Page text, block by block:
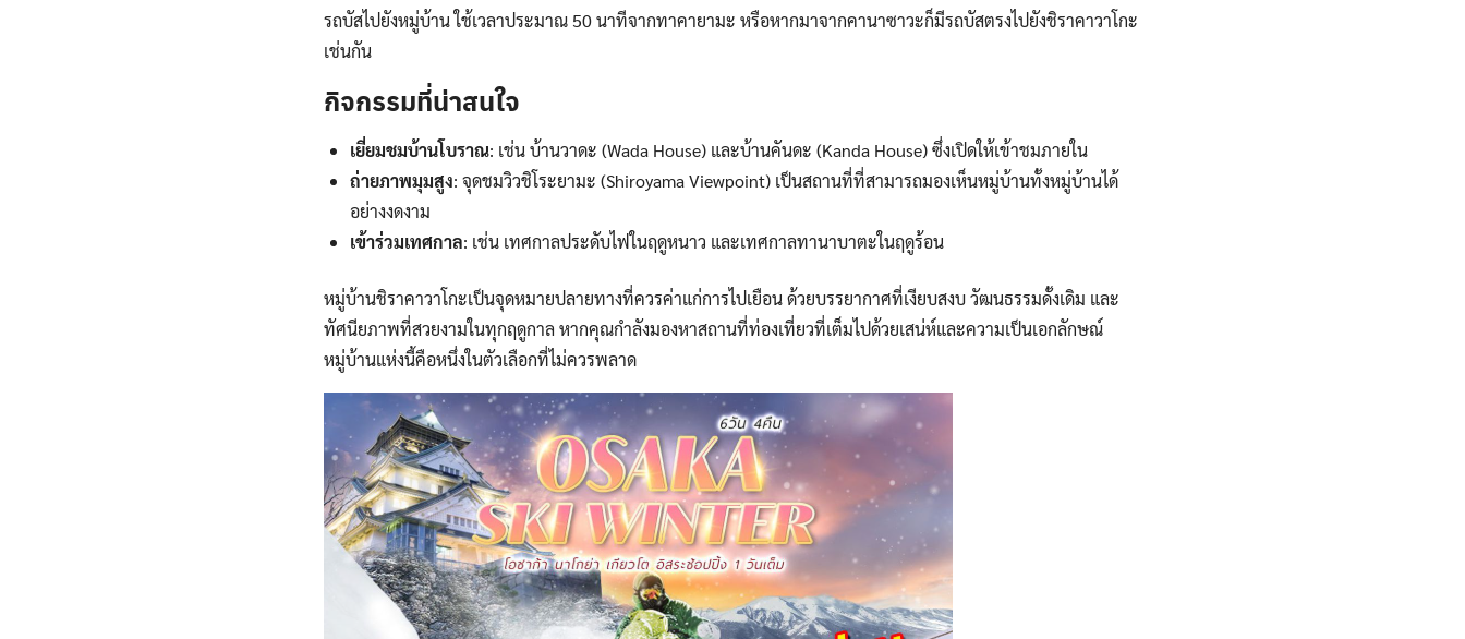
Search
for:
Search
รถบัสไปยังหมู่บ้าน ใช้เวลาประมาณ 50 นาทีจากทาคายามะ หรือหากมาจากคานาซาวะก็มีรถบัสตรงไปยังชิราคาวาโกะ
เช่นกัน
กิจกรรมที่น่าสนใจ
เยี่ยมชมบ้านโบราณ: เช่น บ้านวาดะ (Wada House) และบ้านคันดะ (Kanda House) ซึ่งเปิดให้เข้าชมภายใน
ถ่ายภาพมุมสูง: จุดชมวิวชิโระยามะ (Shiroyama Viewpoint) เป็นสถานที่ที่สามารถมองเห็นหมู่บ้านทั้งหมู่บ้านได้
อย่างงดงาม
เข้าร่วมเทศกาล: เช่น เทศกาลประดับไฟในฤดูหนาว และเทศกาลทานาบาตะในฤดูร้อน
หมู่บ้านชิราคาวาโกะเป็นจุดหมายปลายทางที่ควรค่าแก่การไปเยือน ด้วยบรรยากาศที่เงียบสงบ วัฒนธรรมดั้งเดิม และ
ทัศนียภาพที่สวยงามในทุกฤดูกาล หากคุณกำลังมองหาสถานที่ท่องเที่ยวที่เต็มไปด้วยเสน่ห์และความเป็นเอกลักษณ์
หมู่บ้านแห่งนี้คือหนึ่งในตัวเลือกที่ไม่ควรพลาด